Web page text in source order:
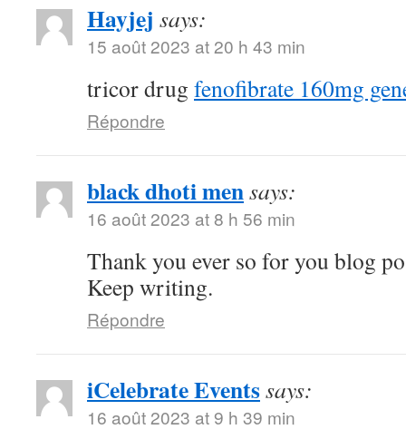
Hayjej says:
15 août 2023 at 20 h 43 min
tricor drug fenofibrate 160mg
Répondre
black dhoti mensays:
16 août 2023 at 8 h 56 min
Thank you ever so for you blog
Keep writing.
Répondre
iCelebrate Eventssays:
16 août 2023 at 9 h 39 min